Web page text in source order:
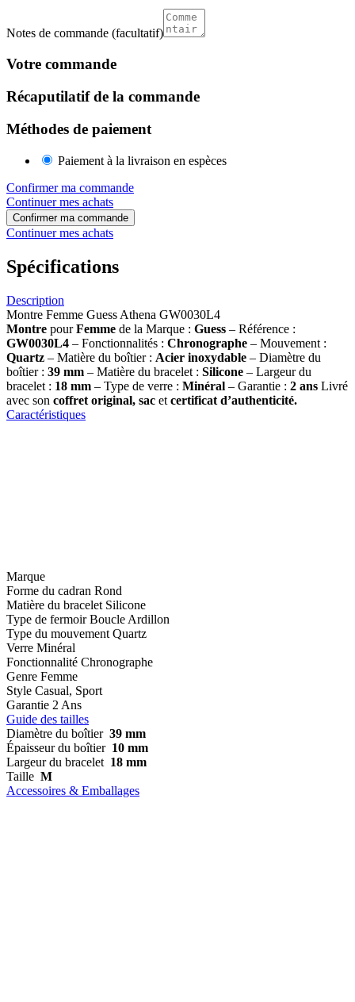
Notes de commande (facultatif)
Votre commande
Récaputilatif de la commande
Méthodes de paiement
Paiement à la livraison en espèces
Confirmer ma commande
Continuer mes achats
Confirmer ma commande
Continuer mes achats
Spécifications
Description
Montre Femme Guess Athena GW0030L4
Montre pourFemme de la Marque : Guess – Référence :
GW0030L4 – Fonctionnalités : Chronographe – Mouvement :
Quartz – Matière du boîtier : Acier inoxydable – Diamètre du
boîtier : 39 mm – Matière du bracelet : Silicone – Largeur du
bracelet : 18 mm – Type de verre : Minéral – Garantie : 2 ans Livré
avec son coffret original, sac et certificat d’authenticité.
Caractéristiques
Marque
Forme du cadran Rond
Matière du bracelet Silicone
Type de fermoir Boucle Ardillon
Type du mouvement Quartz
Verre Minéral
Fonctionnalité Chronographe
Genre Femme
Style Casual, Sport
Garantie 2 Ans
Guide des tailles
Diamètre du boîtier 39 mm
Épaisseur du boîtier 10 mm
Largeur du bracelet 18 mm
Taille M
Accessoires & Emballages